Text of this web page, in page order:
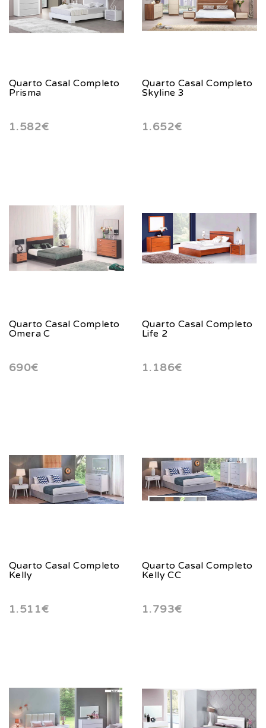
Quarto Casal Completo
Prisma
1.582€
Quarto Casal Completo
Skyline 3
1.652€
Quarto Casal Completo
Omera C
690€
Quarto Casal Completo
Life 2
1.186€
Quarto Casal Completo
Kelly
1.511€
Quarto Casal Completo
Kelly CC
1.793€